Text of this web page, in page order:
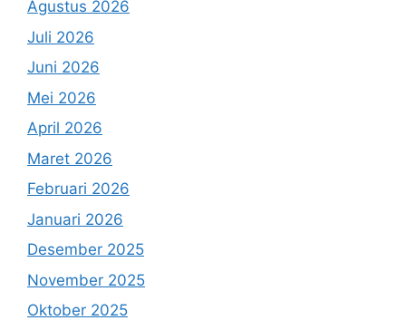
Agustus 2026
Juli 2026
Juni 2026
Mei 2026
April 2026
Maret 2026
Februari 2026
Januari 2026
Desember 2025
November 2025
Oktober 2025